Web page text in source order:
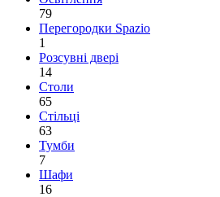
79
Перегородки Spazio
1
Розсувні двері
14
Столи
65
Стільці
63
Тумби
7
Шафи
16